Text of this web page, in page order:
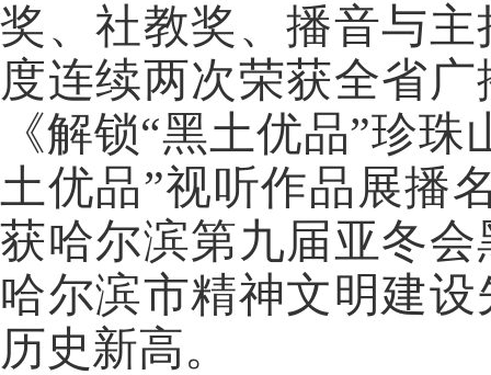
奖、社教奖、播音与
度连续两次荣获全省
《解锁“黑土优品”珍
土优品”视听作品展播
获哈尔滨第九届亚冬
哈尔滨市精神文明建
历史新高。